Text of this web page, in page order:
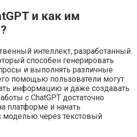
и как им
интеллект, разработанный
способен генерировать
и выполнять различные
помощью пользователи могут
информацию и даже создавать
с ChatGPT достаточно
платформе и начать
моделью через текстовый